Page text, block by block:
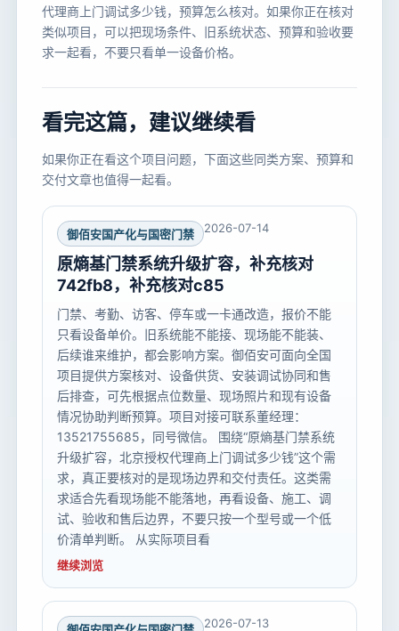
代理商上门调试多少钱，预算怎么核对。如果你正在核对
类似项目，可以把现场条件、旧系统状态、预算和验收要
求一起看，不要只看单一设备价格。
看完这篇，建议继续看
如果你正在看这个项目问题，下面这些同类方案、预算和
交付文章也值得一起看。
御佰安国产化与国密门禁 2026-07-14
原熵基门禁系统升级扩容，补充核对
742fb8，补充核对c85
门禁、考勤、访客、停车或一卡通改造，报价不能
只看设备单价。旧系统能不能接、现场能不能装、
后续谁来维护，都会影响方案。御佰安可面向全国
项目提供方案核对、设备供货、安装调试协同和售
后排查，可先根据点位数量、现场照片和现有设备
情况协助判断预算。项目对接可联系董经理：
13521755685，同号微信。 围绕“原熵基门禁系统
升级扩容，北京授权代理商上门调试多少钱”这个需
求，真正要核对的是现场边界和交付责任。这类需
求适合先看现场能不能落地，再看设备、施工、调
试、验收和售后边界，不要只按一个型号或一个低
价清单判断。 从实际项目看
继续浏览
2026-07-13